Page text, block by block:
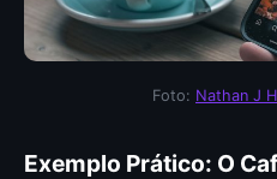
Foto: Nathan J
Exemplo Prático: O